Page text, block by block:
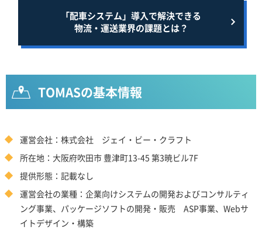
「配車システム」導入で解決できる
物流・運送業界の課題とは？
TOMASの基本情報
運営会社：株式会社 ジェイ・ビー・クラフト
所在地：大阪府吹田市 豊津町13-45 第3暁ビル7F
提供形態：記載なし
運営会社の業種：企業向けシステムの開発およびコンサルティ
ング事業、パッケージソフトの開発・販売 ASP事業、Webサ
イトデザイン・構築